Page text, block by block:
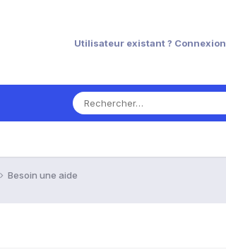
Utilisateur existant ? Connexion
Besoin une aide